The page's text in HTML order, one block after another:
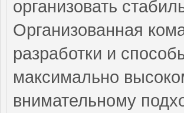
организовать
Организованная
разработки и
максимально
внимательному